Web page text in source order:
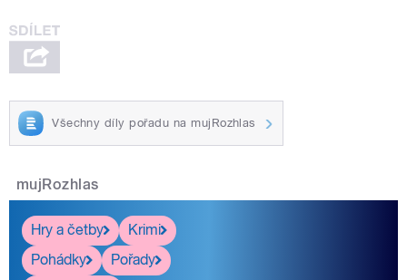
Všechny díly pořadu na mujRozhlas
mujRozhlas
Hry a četby
Krimi
Pohádky
Pořady